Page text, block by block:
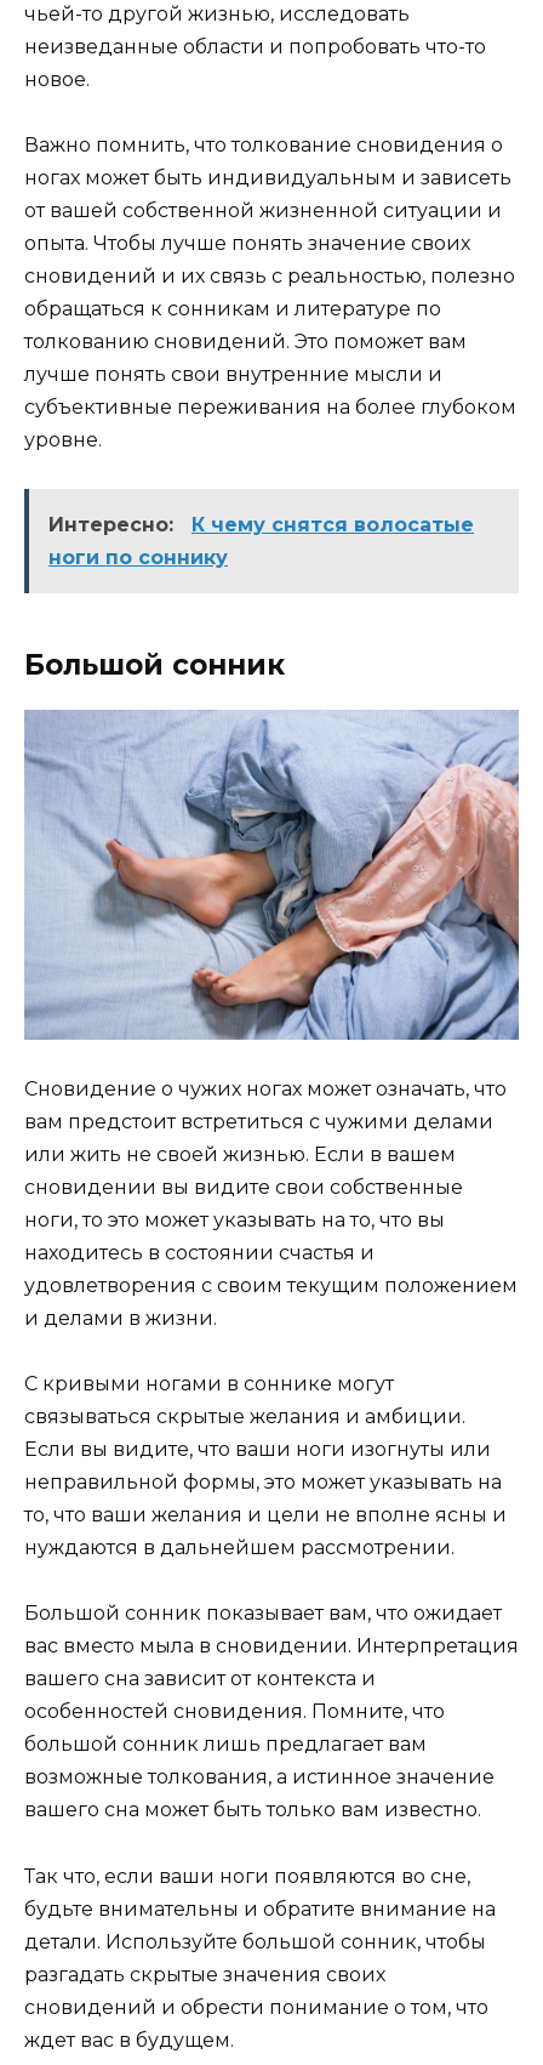
чьей-то другой жизнью, исследовать
неизведанные области и попробовать что-то
новое.
Важно помнить, что толкование сновидения о
ногах может быть индивидуальным и зависеть
от вашей собственной жизненной ситуации и
опыта. Чтобы лучше понять значение своих
сновидений и их связь с реальностью, полезно
обращаться к сонникам и литературе по
толкованию сновидений. Это поможет вам
лучше понять свои внутренние мысли и
субъективные переживания на более глубоком
уровне.
Интересно:
К чему снятся волосатые
ноги по соннику
Большой сонник
Сновидение о чужих ногах может означать, что
вам предстоит встретиться с чужими делами
или жить не своей жизнью. Если в вашем
сновидении вы видите свои собственные
ноги, то это может указывать на то, что вы
находитесь в состоянии счастья и
удовлетворения с своим текущим положением
и делами в жизни.
С кривыми ногами в соннике могут
связываться скрытые желания и амбиции.
Если вы видите, что ваши ноги изогнуты или
неправильной формы, это может указывать на
то, что ваши желания и цели не вполне ясны и
нуждаются в дальнейшем рассмотрении.
Большой сонник показывает вам, что ожидает
вас вместо мыла в сновидении. Интерпретация
вашего сна зависит от контекста и
особенностей сновидения. Помните, что
большой сонник лишь предлагает вам
возможные толкования, а истинное значение
вашего сна может быть только вам известно.
Так что, если ваши ноги появляются во сне,
будьте внимательны и обратите внимание на
детали. Используйте большой сонник, чтобы
разгадать скрытые значения своих
сновидений и обрести понимание о том, что
ждет вас в будущем.